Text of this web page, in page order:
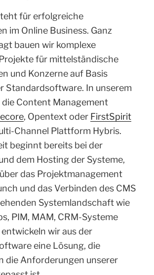
für erfolgreiche
im Online Business. Ganz
bauen wir komplexe
für mittelständische
und Konzerne auf Basis
Standardsoftware. In unserem
die Content Management
, Opentext oder FirstSpirit
Channel Plattform Hybris.
beginnt bereits bei der
dem Hosting der Systeme,
das Projektmanagement
und das Verbinden des CMS
Systemlandschaft wie
PIM, MAM, CRM-Systeme
entwickeln wir aus der
eine Lösung, die
die Anforderungen unserer